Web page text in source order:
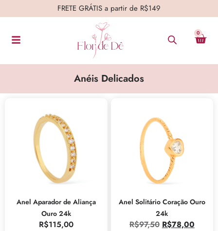
FRETE GRÁTIS a partir de R$149
0
Anéis Delicados
Anel Aparador de Aliança
Ouro 24k
R$115,00
Anel Solitário Coração Ouro
24k
R$97,50 R$78,00